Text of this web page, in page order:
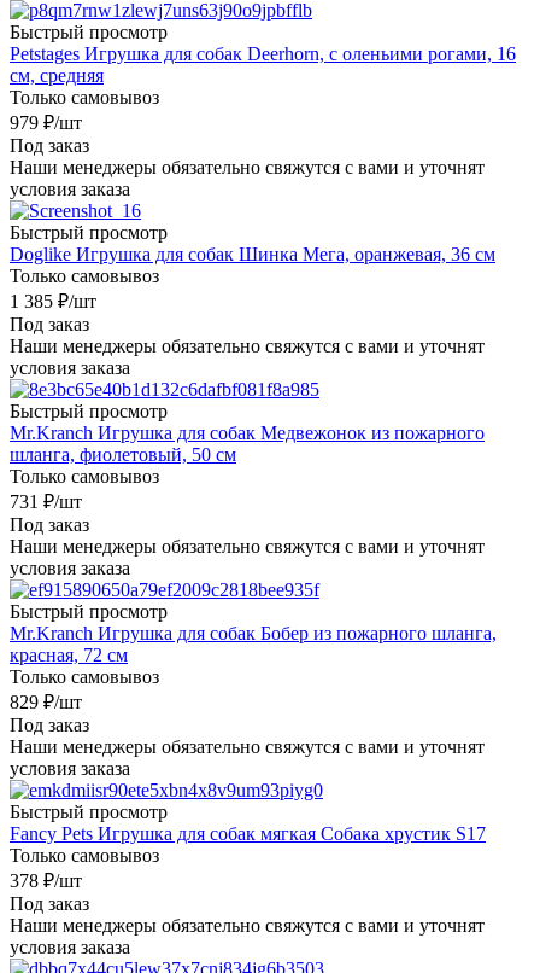
Быстрый просмотр
Petstages Игрушка для собак Deerhorn, с оленьими рогами, 16
см, средняя
Только самовывоз
979 ₽/шт
Под заказ
Наши менеджеры обязательно свяжутся с вами и уточнят
условия заказа
Быстрый просмотр
Doglike Игрушка для собак Шинка Мега, оранжевая, 36 см
Только самовывоз
1 385 ₽/шт
Под заказ
Наши менеджеры обязательно свяжутся с вами и уточнят
условия заказа
Быстрый просмотр
Mr.Kranch Игрушка для собак Медвежонок из пожарного
шланга, фиолетовый, 50 см
Только самовывоз
731 ₽/шт
Под заказ
Наши менеджеры обязательно свяжутся с вами и уточнят
условия заказа
Быстрый просмотр
Mr.Kranch Игрушка для собак Бобер из пожарного шланга,
красная, 72 см
Только самовывоз
829 ₽/шт
Под заказ
Наши менеджеры обязательно свяжутся с вами и уточнят
условия заказа
Быстрый просмотр
Fancy Pets Игрушка для собак мягкая Собака хрустик S17
Только самовывоз
378 ₽/шт
Под заказ
Наши менеджеры обязательно свяжутся с вами и уточнят
условия заказа